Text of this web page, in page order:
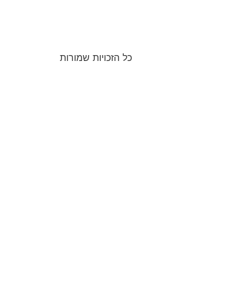
כל הזכויות שמורות